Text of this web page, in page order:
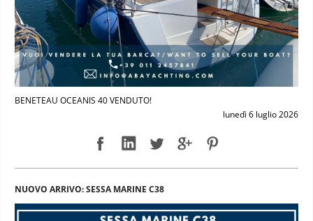
BENETEAU OCEANIS 40 VENDUTO!
lunedì 6 luglio 2026
NUOVO ARRIVO: SESSA MARINE C38